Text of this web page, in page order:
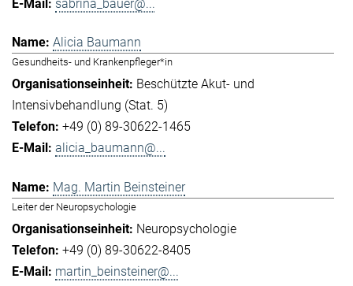
sabrina_bauer@...
Alicia Baumann
Gesundheits- und Krankenpfleger*in
Beschützte Akut- und
Intensivbehandlung (Stat. 5)
+49 (0) 89-30622-1465
alicia_baumann@...
Mag. Martin Beinsteiner
Leiter der Neuropsychologie
Neuropsychologie
+49 (0) 89-30622-8405
martin_beinsteiner@...